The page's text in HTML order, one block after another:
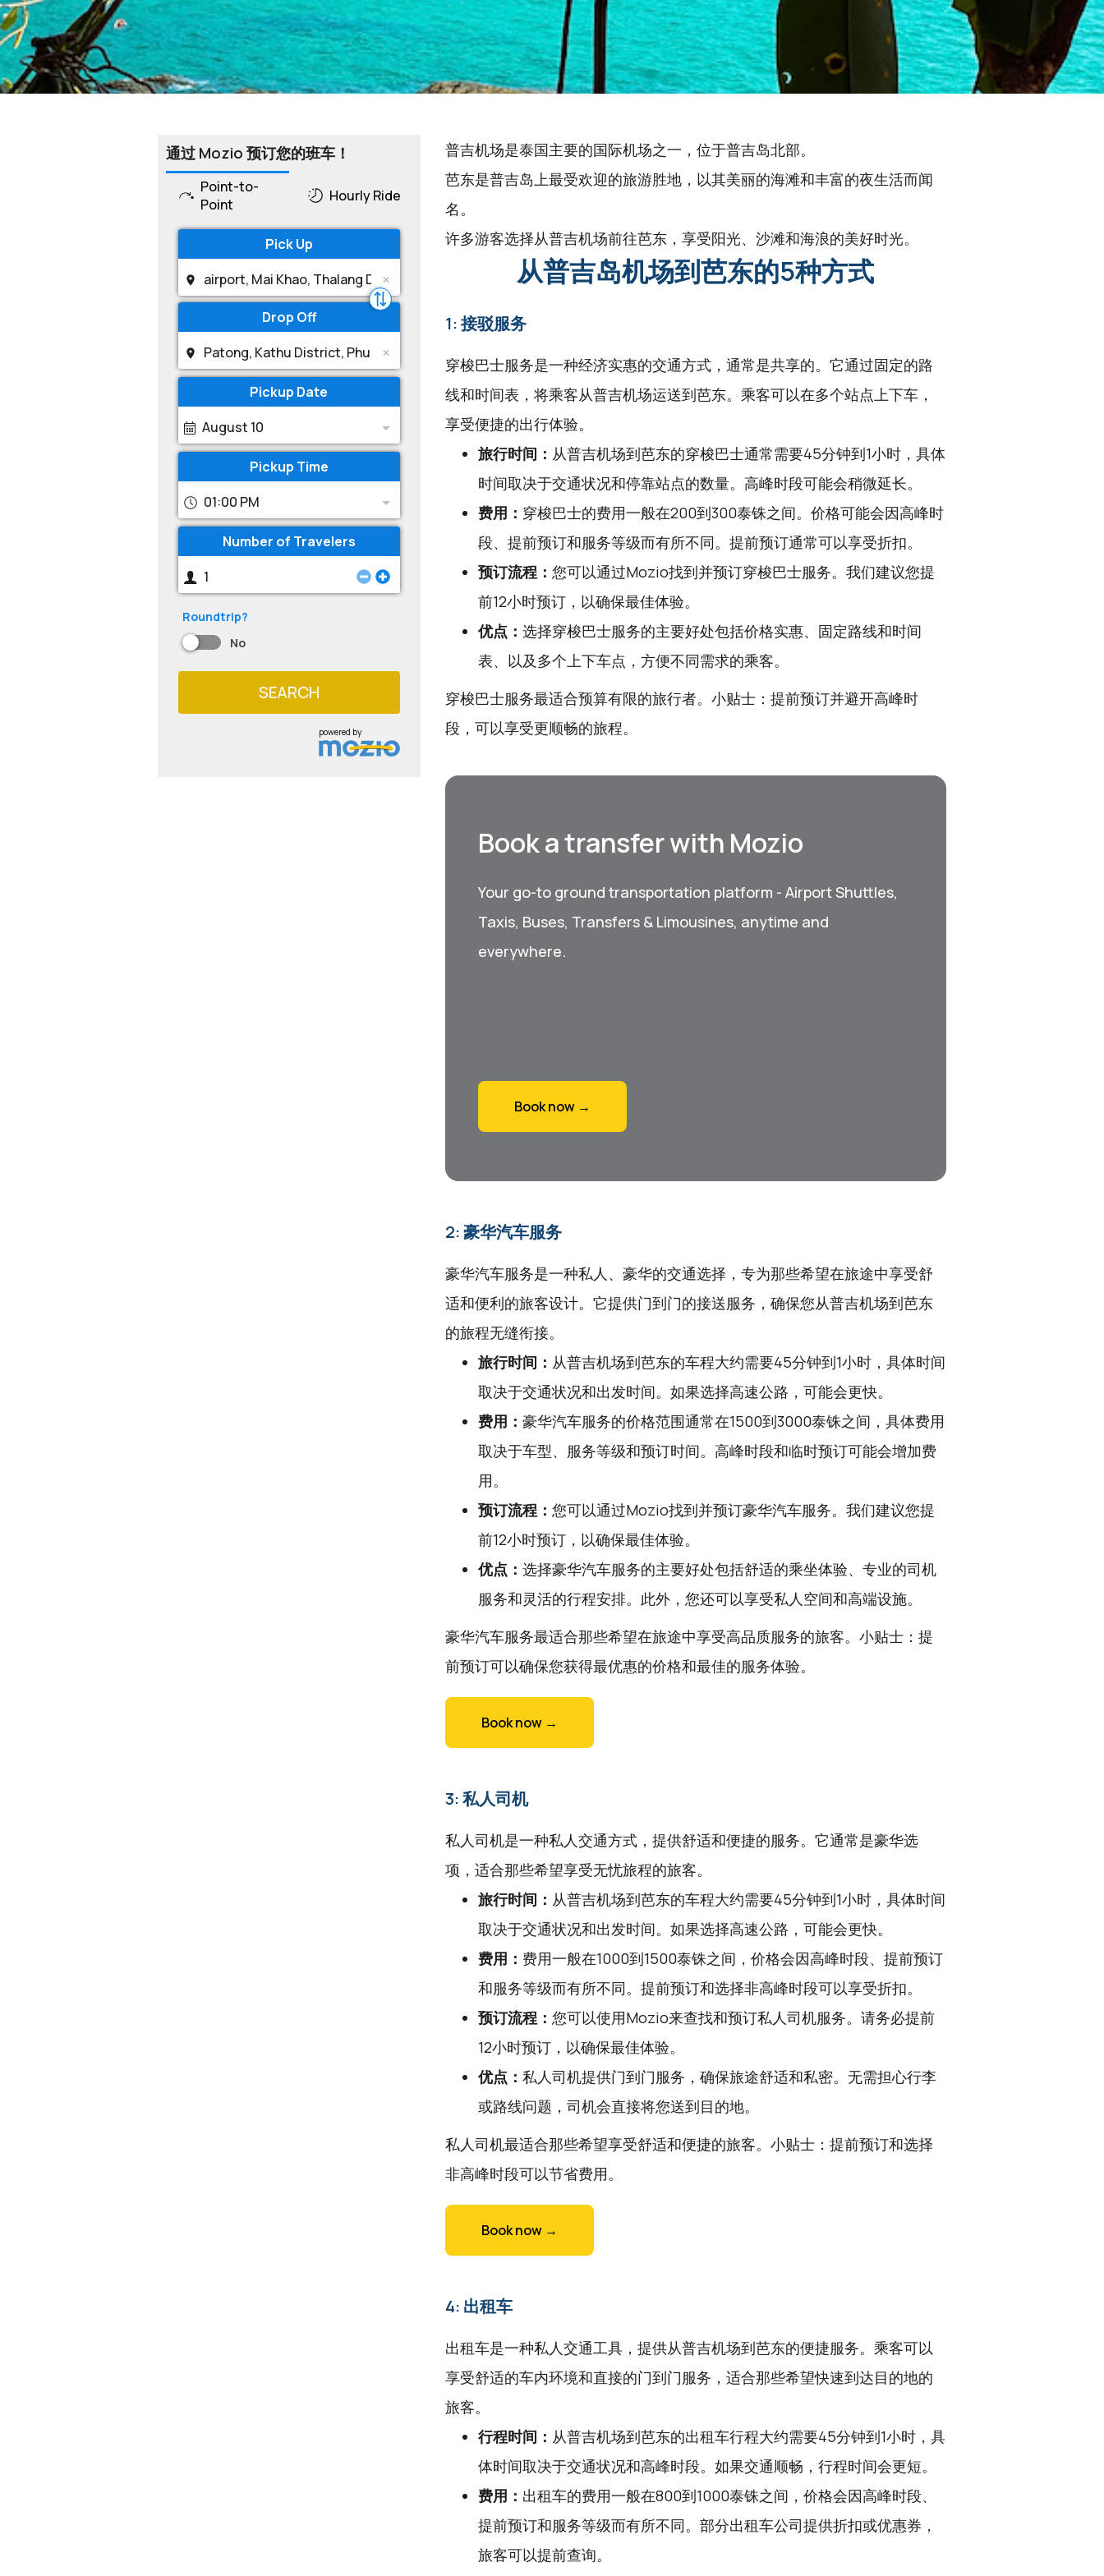
通过 Mozio 预订您的班车！
Point-to-
Point
Hourly Ride
Pick Up
Drop Off
Pickup Date
August 10
Pickup Time
01:00 PM
Number of Travelers
Roundtrip?
No
SEARCH
powered by
普吉机场是泰国主要的国际机场之一，位于普吉岛北部。
芭东是普吉岛上最受欢迎的旅游胜地，以其美丽的海滩和丰富的夜生活而闻
名。
许多游客选择从普吉机场前往芭东，享受阳光、沙滩和海浪的美好时光。
从普吉岛机场到芭东的5种方式
1: 接驳服务
穿梭巴士服务是一种经济实惠的交通方式，通常是共享的。它通过固定的路
线和时间表，将乘客从普吉机场运送到芭东。乘客可以在多个站点上下车，
享受便捷的出行体验。
旅行时间： 从普吉机场到芭东的穿梭巴士通常需要45分钟到1小时，具体
时间取决于交通状况和停靠站点的数量。高峰时段可能会稍微延长。
费用： 穿梭巴士的费用一般在200到300泰铢之间。价格可能会因高峰时
段、提前预订和服务等级而有所不同。提前预订通常可以享受折扣。
预订流程： 您可以通过Mozio找到并预订穿梭巴士服务。我们建议您提
前12小时预订，以确保最佳体验。
优点： 选择穿梭巴士服务的主要好处包括价格实惠、固定路线和时间
表、以及多个上下车点，方便不同需求的乘客。
穿梭巴士服务最适合预算有限的旅行者。小贴士：提前预订并避开高峰时
段，可以享受更顺畅的旅程。
Book a transfer with Mozio
Your go-to ground transportation platform - Airport Shuttles,
Taxis, Buses, Transfers & Limousines, anytime and
everywhere.
Book now →
2: 豪华汽车服务
豪华汽车服务是一种私人、豪华的交通选择，专为那些希望在旅途中享受舒
适和便利的旅客设计。它提供门到门的接送服务，确保您从普吉机场到芭东
的旅程无缝衔接。
旅行时间： 从普吉机场到芭东的车程大约需要45分钟到1小时，具体时间
取决于交通状况和出发时间。如果选择高速公路，可能会更快。
费用： 豪华汽车服务的价格范围通常在1500到3000泰铢之间，具体费用
取决于车型、服务等级和预订时间。高峰时段和临时预订可能会增加费
用。
预订流程： 您可以通过Mozio找到并预订豪华汽车服务。我们建议您提
前12小时预订，以确保最佳体验。
优点： 选择豪华汽车服务的主要好处包括舒适的乘坐体验、专业的司机
服务和灵活的行程安排。此外，您还可以享受私人空间和高端设施。
豪华汽车服务最适合那些希望在旅途中享受高品质服务的旅客。小贴士：提
前预订可以确保您获得最优惠的价格和最佳的服务体验。
Book now →
3: 私人司机
私人司机是一种私人交通方式，提供舒适和便捷的服务。它通常是豪华选
项，适合那些希望享受无忧旅程的旅客。
旅行时间： 从普吉机场到芭东的车程大约需要45分钟到1小时，具体时间
取决于交通状况和出发时间。如果选择高速公路，可能会更快。
费用： 费用一般在1000到1500泰铢之间，价格会因高峰时段、提前预订
和服务等级而有所不同。提前预订和选择非高峰时段可以享受折扣。
预订流程： 您可以使用Mozio来查找和预订私人司机服务。请务必提前
12小时预订，以确保最佳体验。
优点： 私人司机提供门到门服务，确保旅途舒适和私密。无需担心行李
或路线问题，司机会直接将您送到目的地。
私人司机最适合那些希望享受舒适和便捷的旅客。小贴士：提前预订和选择
非高峰时段可以节省费用。
Book now →
4: 出租车
出租车是一种私人交通工具，提供从普吉机场到芭东的便捷服务。乘客可以
享受舒适的车内环境和直接的门到门服务，适合那些希望快速到达目的地的
旅客。
行程时间： 从普吉机场到芭东的出租车行程大约需要45分钟到1小时，具
体时间取决于交通状况和高峰时段。如果交通顺畅，行程时间会更短。
费用： 出租车的费用一般在800到1000泰铢之间，价格会因高峰时段、
提前预订和服务等级而有所不同。部分出租车公司提供折扣或优惠券，
旅客可以提前查询。